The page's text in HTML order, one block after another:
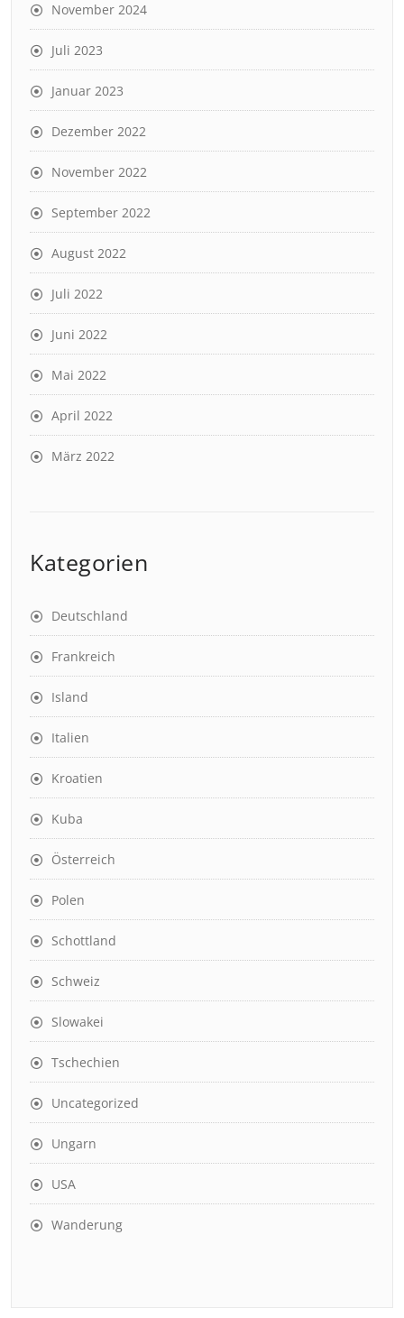
November 2024
Juli 2023
Januar 2023
Dezember 2022
November 2022
September 2022
August 2022
Juli 2022
Juni 2022
Mai 2022
April 2022
März 2022
Kategorien
Deutschland
Frankreich
Island
Italien
Kroatien
Kuba
Österreich
Polen
Schottland
Schweiz
Slowakei
Tschechien
Uncategorized
Ungarn
USA
Wanderung